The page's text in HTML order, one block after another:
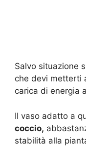
Salvo situazione
che devi metterti
carica di energia
Il vaso adatto a
coccio,
stabilità alla